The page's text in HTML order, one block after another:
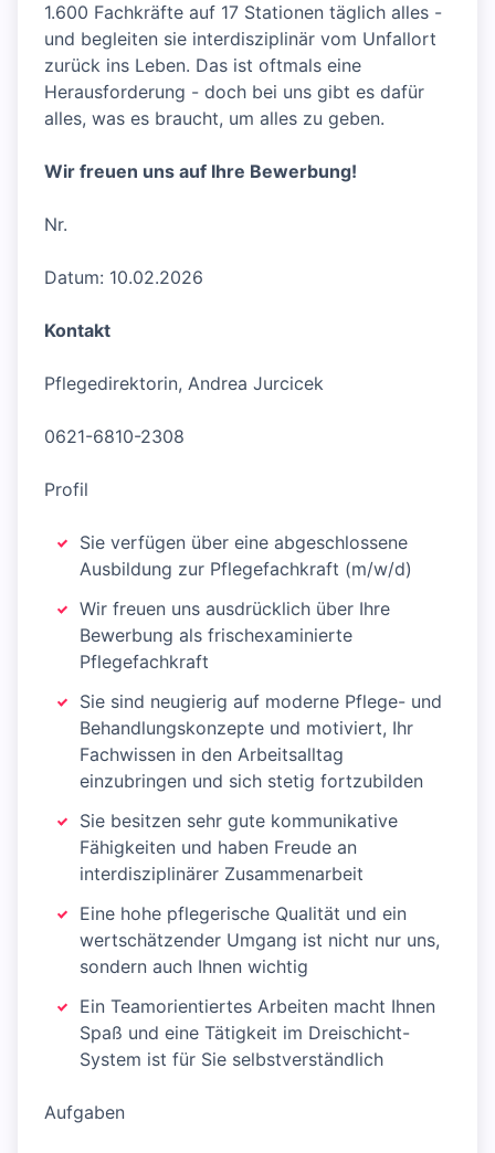
1.600 Fachkräfte auf 17 Stationen täglich alles -
und begleiten sie interdisziplinär vom Unfallort
zurück ins Leben. Das ist oftmals eine
Herausforderung - doch bei uns gibt es dafür
alles, was es braucht, um alles zu geben.
Wir freuen uns auf Ihre Bewerbung!
Nr.
Datum: 10.02.2026
Kontakt
Pflegedirektorin, Andrea Jurcicek
0621-6810-2308
Profil
Sie verfügen über eine abgeschlossene
Ausbildung zur Pflegefachkraft (m/w/d)
Wir freuen uns ausdrücklich über Ihre
Bewerbung als frischexaminierte
Pflegefachkraft
Sie sind neugierig auf moderne Pflege- und
Behandlungskonzepte und motiviert, Ihr
Fachwissen in den Arbeitsalltag
einzubringen und sich stetig fortzubilden
Sie besitzen sehr gute kommunikative
Fähigkeiten und haben Freude an
interdisziplinärer Zusammenarbeit
Eine hohe pflegerische Qualität und ein
wertschätzender Umgang ist nicht nur uns,
sondern auch Ihnen wichtig
Ein Teamorientiertes Arbeiten macht Ihnen
Spaß und eine Tätigkeit im Dreischicht-
System ist für Sie selbstverständlich
Aufgaben